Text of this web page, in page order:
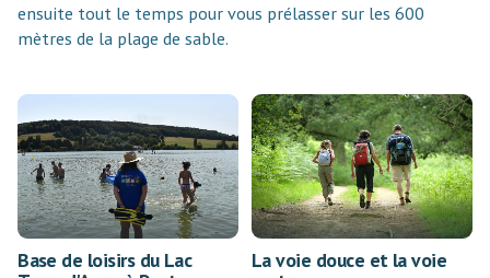
ensuite tout le temps pour vous prélasser sur les 600
mètres de la plage de sable.
Base de loisirs du Lac
La voie douce et la voie